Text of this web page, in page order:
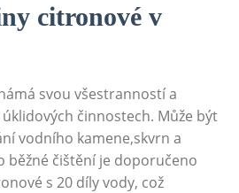
citronové v
svou všestranností a
činnostech. Může být
vodního kamene,skvrn a
běžné⁤ čištění je doporučeno
s 20 díly⁤ vody, což